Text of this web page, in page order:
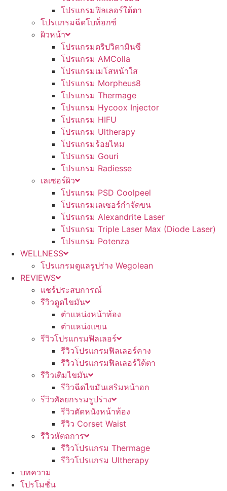
โปรแกรมฟิลเลอร์ใต้ตา
โปรแกรมฉีดโบท็อกซ์
ผิวหน้า
โปรแกรมดริปวิตามินซี
โปรแกรม AMColla
โปรแกรมเมโสหน้าใส
โปรแกรม Morpheus8
โปรแกรม Thermage
โปรแกรม Hycoox Injector
โปรแกรม HIFU
โปรแกรม Ultherapy
โปรแกรมร้อยไหม
โปรแกรม Gouri
โปรแกรม Radiesse
เลเซอร์ผิว
โปรแกรม PSD Coolpeel
โปรแกรมเลเซอร์กำจัดขน
โปรแกรม Alexandrite Laser
โปรแกรม Triple Laser Max (Diode Laser)
โปรแกรม Potenza
WELLNESS
โปรแกรมดูแลรูปร่าง Wegolean
REVIEWS
แชร์ประสบการณ์
รีวิวดูดไขมัน
ตำแหน่งหน้าท้อง
ตำแหน่งแขน
รีวิวโปรแกรมฟิลเลอร์
รีวิวโปรแกรมฟิลเลอร์คาง
รีวิวโปรแกรมฟิลเลอร์ใต้ตา
รีวิวเติมไขมัน
รีวิวฉีดไขมันเสริมหน้าอก
รีวิวศัลยกรรมรูปร่าง
รีวิวตัดหนังหน้าท้อง
รีวิว Corset Waist
รีวิวหัตถการ
รีวิวโปรแกรม Thermage
รีวิวโปรแกรม Ultherapy
บทความ
โปรโมชั่น